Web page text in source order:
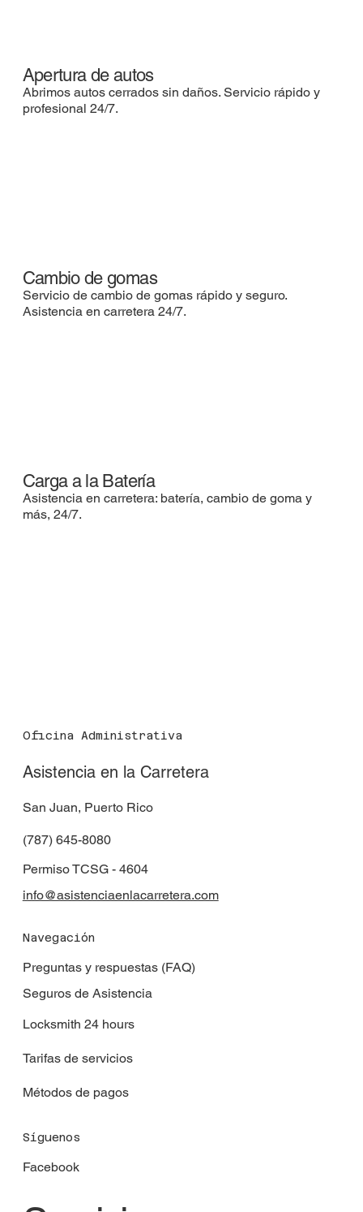
Apertura de autos
Abrimos autos cerrados sin daños. Servicio rápido y
profesional 24/7.
Cambio de gomas
Servicio de cambio de gomas rápido y seguro.
Asistencia en carretera 24/7.
Carga a la Batería
Asistencia en carretera: batería, cambio de goma y
más, 24/7.
Oficina Administrativa
Asistencia en la Carretera
Permiso TCSG - 4604
San Juan, Puerto Rico
(787) 645-8080
info@asistenciaenlacarretera.com
Navegación
Preguntas y respuestas (FAQ)
Seguros de Asistencia
Locksmith 24 hours
Tarifas de servicios
Métodos de pagos
Síguenos
Facebook